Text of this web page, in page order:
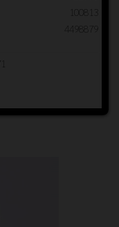
100813